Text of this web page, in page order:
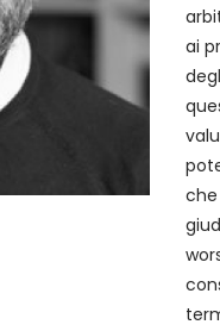
ai
che
cui
della